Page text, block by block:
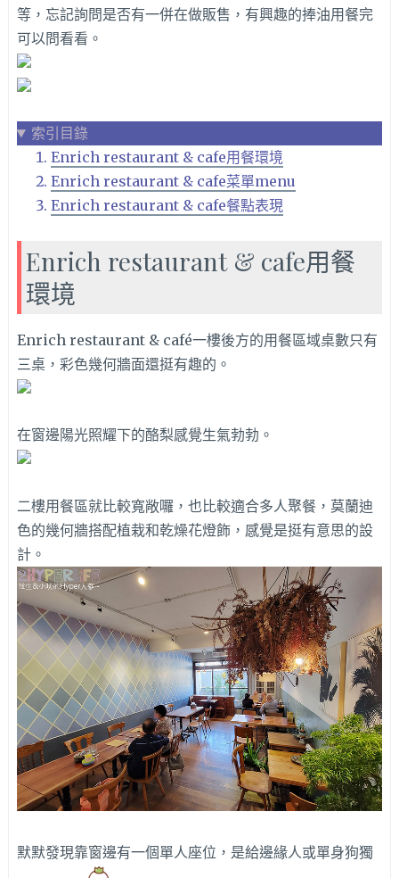
等，忘記詢問是否有一併在做販售，有興趣的捧油用餐完
可以問看看。
索引目錄
Enrich restaurant & cafe用餐環境
Enrich restaurant & cafe菜單menu
Enrich restaurant & cafe餐點表現
Enrich restaurant & cafe用餐
環境
Enrich restaurant & café一樓後方的用餐區域桌數只有
三桌，彩色幾何牆面還挺有趣的。
在窗邊陽光照耀下的酪梨感覺生氣勃勃。
二樓用餐區就比較寬敞囉，也比較適合多人聚餐，莫蘭迪
色的幾何牆搭配植栽和乾燥花燈飾，感覺是挺有意思的設
計。
默默發現靠窗邊有一個單人座位，是給邊緣人或單身狗獨